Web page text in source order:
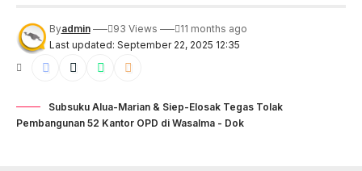
Last updated: September 22, 2025 12:35
Byadmin 93 Views 11 months ago
Subsuku Alua-Marian & Siep-Elosak Tegas Tolak
Pembangunan 52 Kantor OPD di Wasalma - Dok